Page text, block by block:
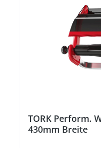
TORK Perform.
430mm Breite